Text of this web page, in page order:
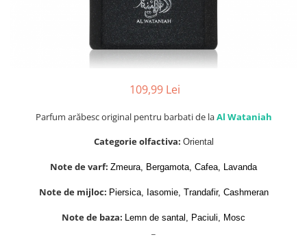
Maison Alhambra
Wadi al Khaleej
109,99 Lei
Parfum arăbesc original pentru barbati de laAl Wataniah
Categorie olfactiva: Oriental
Note de varf: Zmeura, Bergamota, Cafea, Lavanda
Note de mijloc: Piersica, Iasomie, Trandafir, Cashmeran
Note de baza: Lemn de santal, Paciuli, Mosc